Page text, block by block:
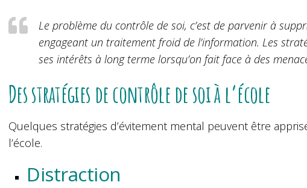
Le problème du contrôle de soi, c’est de parvenir à
engageant un traitement froid de l’information. Les
ses intérêts à long terme lorsqu’on fait face à des
Des stratégies de contrôle de soi à l’école
Quelques stratégies d’évitement mental peuvent être
l’école.
Distraction